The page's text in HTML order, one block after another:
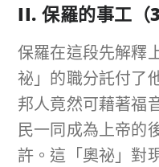
II. 保羅的事工（
保羅在這段先解釋
祕」的職分託付了
邦人竟然可藉著福
民一同成為上帝的
許。這「奧祕」對